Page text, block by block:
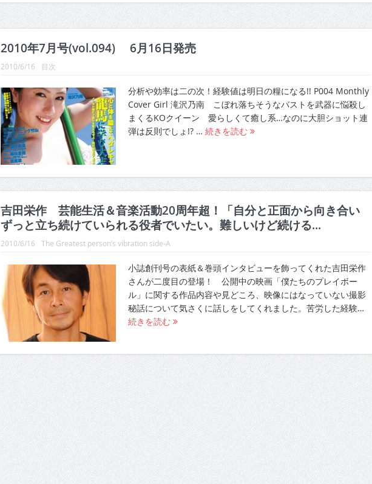
2010年7月号(vol.094) 6月16日発売
2010/6/16 目次
分析や効率は二の次！経験値は明日の糧になる!! P004 Monthly
Cover Girl 滝沢乃南 こぼれ落ちそうなバストを武器に悩殺し
まくるKOクイーン 愛らしくて癒し系…なのに大胆ショット連
弾は反則でしょ!? … 続きを読む
吉田栄作 芸能生活＆音楽活動20周年超！「自分と正面から向き合い
ずっと立ち続けていられる役者でいたい。難しいけど続ける...
2010/6/16 The Greatest person’s vibration side-A
小誌創刊号の表紙＆巻頭インタビューを飾ってくれた吉田栄作
さんが二度目の登場！ 公開中の映画「僕たちのプレイボー
ル」に関する作品内容や見どころ、映像にはなっていない撮影
秘話について気さくに話しをしてくれました。苦労した経験…
続きを読む